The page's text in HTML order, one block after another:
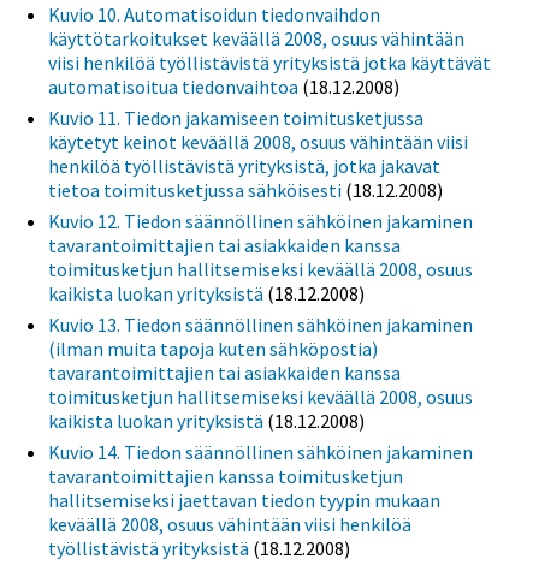
Kuvio 10. Automatisoidun tiedonvaihdon
käyttötarkoitukset keväällä 2008, osuus vähintään
viisi henkilöä työllistävistä yrityksistä jotka käyttävät
automatisoitua tiedonvaihtoa (18.12.2008)
Kuvio 11. Tiedon jakamiseen toimitusketjussa
käytetyt keinot keväällä 2008, osuus vähintään viisi
henkilöä työllistävistä yrityksistä, jotka jakavat
tietoa toimitusketjussa sähköisesti (18.12.2008)
Kuvio 12. Tiedon säännöllinen sähköinen jakaminen
tavarantoimittajien tai asiakkaiden kanssa
toimitusketjun hallitsemiseksi keväällä 2008, osuus
kaikista luokan yrityksistä (18.12.2008)
Kuvio 13. Tiedon säännöllinen sähköinen jakaminen
(ilman muita tapoja kuten sähköpostia)
tavarantoimittajien tai asiakkaiden kanssa
toimitusketjun hallitsemiseksi keväällä 2008, osuus
kaikista luokan yrityksistä (18.12.2008)
Kuvio 14. Tiedon säännöllinen sähköinen jakaminen
tavarantoimittajien kanssa toimitusketjun
hallitsemiseksi jaettavan tiedon tyypin mukaan
keväällä 2008, osuus vähintään viisi henkilöä
työllistävistä yrityksistä (18.12.2008)